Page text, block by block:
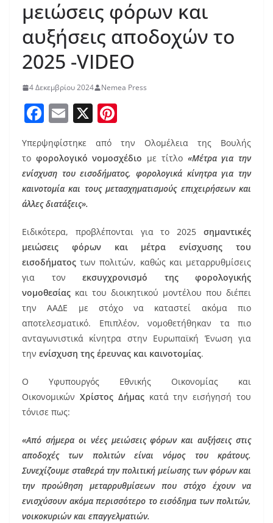
μειώσεις φόρων και
αυξήσεις αποδοχών το
2025 -VIDEO
4 Δεκεμβρίου 2024 Nemea Press
F
a
c
e
b
o
o
k
E
ai
l
X
er
e
st
Υπερψηφίστηκε από την Ολομέλεια της Βουλής
το φορολογικό νομοσχέδιο με τίτλο «Μέτρα για την
ενίσχυση του εισοδήματος, φορολογικά κίνητρα για την
καινοτομία και τους μετασχηματισμούς επιχειρήσεων και
άλλες διατάξεις».
Ειδικότερα, προβλέπονται για το 2025 σημαντικές
μειώσεις φόρων και μέτρα ενίσχυσης του
εισοδήματος των πολιτών, καθώς και μεταρρυθμίσεις
για τον εκσυγχρονισμό της φορολογικής
νομοθεσίας και του διοικητικού μοντέλου που διέπει
την ΑΑΔΕ με στόχο να καταστεί ακόμα πιο
αποτελεσματικό. Επιπλέον, νομοθετήθηκαν τα πιο
ανταγωνιστικά κίνητρα στην Ευρωπαϊκή Ένωση για
την ενίσχυση της έρευνας και καινοτομίας.
Ο Υφυπουργός Εθνικής Οικονομίας και
Οικονομικών Χρίστος Δήμαςκατά την εισήγησή του
τόνισε πως:
«Από σήμερα οι νέες μειώσεις φόρων και αυξήσεις στις
αποδοχές των πολιτών είναι νόμος του κράτους.
Συνεχίζουμε σταθερά την πολιτική μείωσης των φόρων και
την προώθηση μεταρρυθμίσεων που στόχο έχουν να
ενισχύσουν ακόμα περισσότερο το εισόδημα των πολιτών,
νοικοκυριών και επαγγελματιών.